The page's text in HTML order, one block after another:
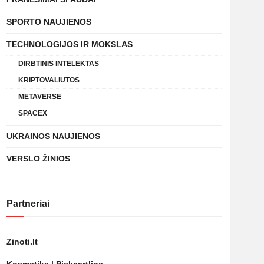
SPORTO NAUJIENOS
TECHNOLOGIJOS IR MOKSLAS
DIRBTINIS INTELEKTAS
KRIPTOVALIUTOS
METAVERSE
SPACEX
UKRAINOS NAUJIENOS
VERSLO ŽINIOS
Partneriai
Zinoti.lt